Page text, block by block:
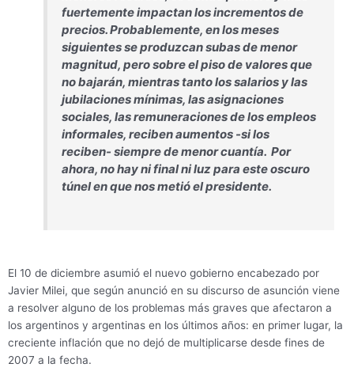
fuertemente impactan los incrementos de
precios. Probablemente, en los meses
siguientes se produzcan subas de menor
magnitud, pero sobre el piso de valores que
no bajarán, mientras tanto los salarios y las
jubilaciones mínimas, las asignaciones
sociales, las remuneraciones de los empleos
informales, reciben aumentos -si los
reciben- siempre de menor cuantía. Por
ahora, no hay ni final ni luz para este oscuro
túnel en que nos metió el presidente.
El 10 de diciembre asumió el nuevo gobierno encabezado por
Javier Milei, que según anunció en su discurso de asunción viene
a resolver alguno de los problemas más graves que afectaron a
los argentinos y argentinas en los últimos años: en primer lugar, la
creciente inflación que no dejó de multiplicarse desde fines de
2007 a la fecha.